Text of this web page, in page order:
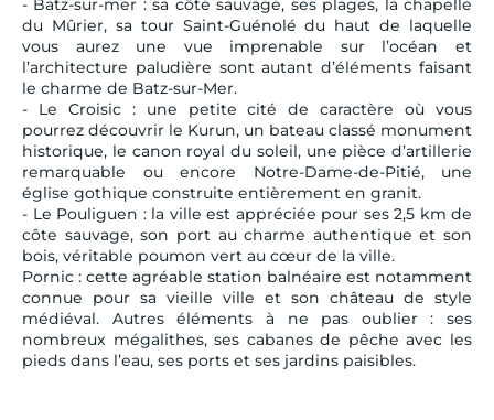
du Mûrier, sa tour Saint-Guénolé du haut de laquelle
vous aurez une vue imprenable sur l’océan et
l’architecture paludière sont autant d’éléments faisant
le charme de Batz-sur-Mer.
- Le Croisic : une petite cité de caractère où vous
pourrez découvrir le Kurun, un bateau classé monument
historique, le canon royal du soleil, une pièce d’artillerie
remarquable ou encore Notre-Dame-de-Pitié, une
église gothique construite entièrement en granit.
- Le Pouliguen : la ville est appréciée pour ses 2,5 km de
côte sauvage, son port au charme authentique et son
bois, véritable poumon vert au cœur de la ville.
Pornic : cette agréable station balnéaire est notamment
connue pour sa vieille ville et son château de style
médiéval. Autres éléments à ne pas oublier : ses
nombreux mégalithes, ses cabanes de pêche avec les
pieds dans l’eau, ses ports et ses jardins paisibles.